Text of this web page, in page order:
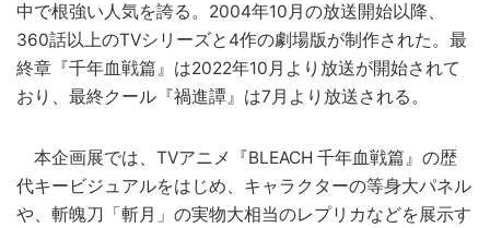
中で根強い人気を誇る。2004年10月の放送開始以降、
360話以上のTVシリーズと4作の劇場版が制作された。最
終章『千年血戦篇』は2022年10月より放送が開始されて
おり、最終クール『禍進譚』は7月より放送される。
本企画展では、TVアニメ『BLEACH 千年血戦篇』の歴
代キービジュアルをはじめ、キャラクターの等身大パネル
や、斬魄刀「斬月」の実物大相当のレプリカなどを展示す